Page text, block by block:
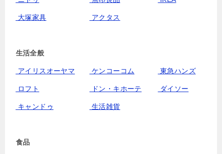
大塚家具 アクタス
生活全般
アイリスオーヤマ ケンコーコム 東急ハンズ
ロフト ドン・キホーテ ダイソー
キャンドゥ 生活雑貨
食品